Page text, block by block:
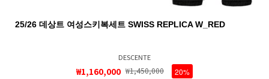
25/26 데상트 여성스키복세트 SWISS REPLICA W_RED
DESCENTE
₩1,160,000 ₩1,450,000 20%